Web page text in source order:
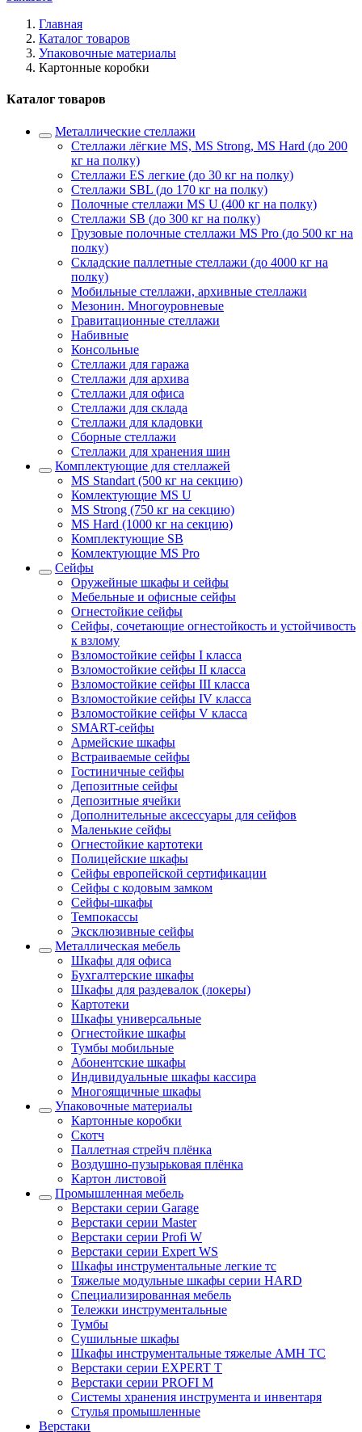
Главная
Каталог товаров
Упаковочные материалы
Картонные коробки
Каталог товаров
Металлические стеллажи
Стеллажи лёгкие MS, MS Strong, MS Hard (до 200
кг на полку)
Стеллажи ES легкие (до 30 кг на полку)
Стеллажи SBL (до 170 кг на полку)
Полочные стеллажи MS U (400 кг на полку)
Стеллажи SB (до 300 кг на полку)
Грузовые полочные стеллажи MS Pro (до 500 кг на
полку)
Складские паллетные стеллажи (до 4000 кг на
полку)
Мобильные стеллажи, архивные стеллажи
Мезонин. Многоуровневые
Гравитационные стеллажи
Набивные
Консольные
Стеллажи для гаража
Стеллажи для архива
Стеллажи для офиса
Стеллажи для склада
Стеллажи для кладовки
Сборные стеллажи
Стеллажи для хранения шин
Комплектующие для стеллажей
MS Standart (500 кг на секцию)
Комлектующие MS U
MS Strong (750 кг на секцию)
MS Hard (1000 кг на секцию)
Комплектующие SB
Комлектующие MS Pro
Сейфы
Оружейные шкафы и сейфы
Мебельные и офисные сейфы
Огнестойкие сейфы
Сейфы, сочетающие огнестойкость и устойчивость
к взлому
Взломостойкие сейфы I класса
Взломостойкие сейфы II класса
Взломостойкие сейфы III класса
Взломостойкие сейфы IV класса
Взломостойкие сейфы V класса
SMART-сейфы
Армейские шкафы
Встраиваемые сейфы
Гостиничные сейфы
Депозитные сейфы
Депозитные ячейки
Дополнительные аксессуары для сейфов
Маленькие сейфы
Огнестойкие картотеки
Полицейские шкафы
Сейфы европейской сертификации
Сейфы с кодовым замком
Сейфы-шкафы
Темпокассы
Эксклюзивные сейфы
Металлическая мебель
Шкафы для офиса
Бухгалтерские шкафы
Шкафы для раздевалок (локеры)
Картотеки
Шкафы универсальные
Огнестойкие шкафы
Тумбы мобильные
Абонентские шкафы
Индивидуальные шкафы кассира
Многоящичные шкафы
Упаковочные материалы
Картонные коробки
Скотч
Паллетная стрейч плёнка
Воздушно-пузырьковая плёнка
Картон листовой
Промышленная мебель
Верстаки серии Garage
Верстаки серии Master
Верстаки серии Profi W
Верстаки серии Expert WS
Шкафы инструментальные легкие тс
Тяжелые модульные шкафы серии HARD
Cпециализированная мебель
Тележки инструментальные
Тумбы
Cушильные шкафы
Шкафы инструментальные тяжелые AMH TC
Верстаки серии EXPERT T
Верстаки серии PROFI M
Системы хранения инструмента и инвентаря
Стулья промышленные
Верстаки